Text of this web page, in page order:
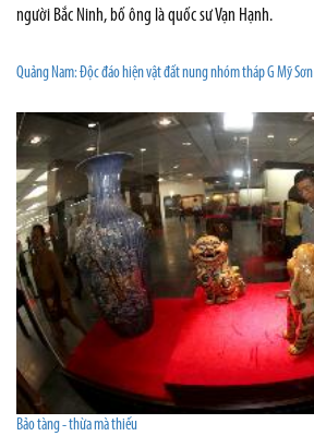
người Bắc Ninh, bố ông là quốc sư Vạn Hạnh.
Quảng Nam: Độc đáo hiện vật đất nung nhóm tháp G Mỹ Sơn
Bảo tàng - thừa mà thiếu